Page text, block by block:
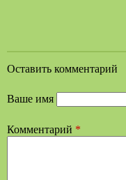
Оставить комментарий
Ваше имя
Комментарий *